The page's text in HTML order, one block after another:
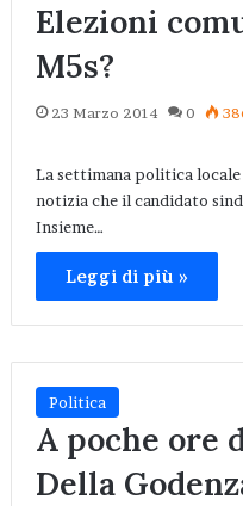
Elezioni
M5s?
23 Marzo 2014 0
La settimana politica
notizia che il candidato
Insieme…
Leggi di più »
Politica
A poche ore
Della